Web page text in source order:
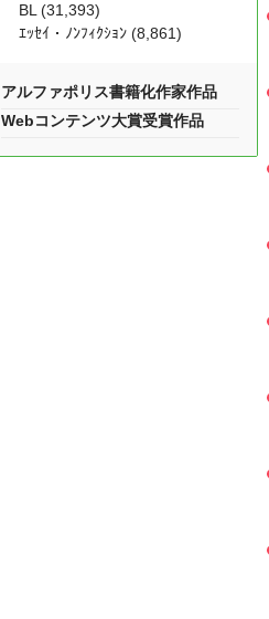
BL (31,393)
ｴｯｾｲ・ﾉﾝﾌｨｸｼｮﾝ (8,861)
アルファポリス書籍化作家作品
Webコンテンツ大賞受賞作品